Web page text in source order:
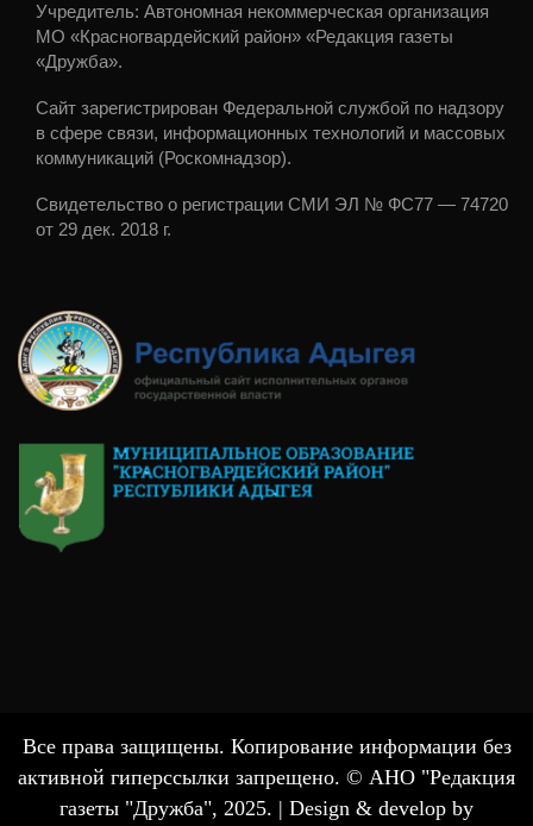
Учредитель: Автономная некоммерческая организация
МО «Красногвардейский район» «Редакция газеты
«Дружба».
Сайт зарегистрирован Федеральной службой по надзору
в сфере связи, информационных технологий и массовых
коммуникаций (Роскомнадзор).
Свидетельство о регистрации СМИ ЭЛ № ФС77 — 74720
от 29 дек. 2018 г.
Все права защищены. Копирование информации без
активной гиперссылки запрещено. © АНО "Редакция
газеты "Дружба", 2025. | Design & develop by